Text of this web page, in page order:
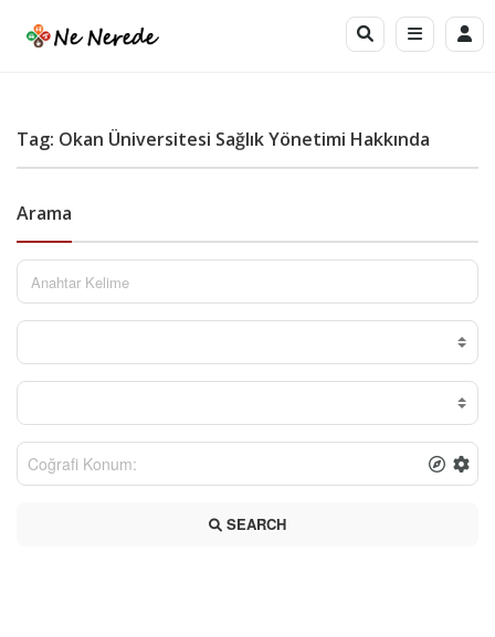
Tag: Okan Üniversitesi Sağlık Yönetimi Hakkında
Arama
SEARCH